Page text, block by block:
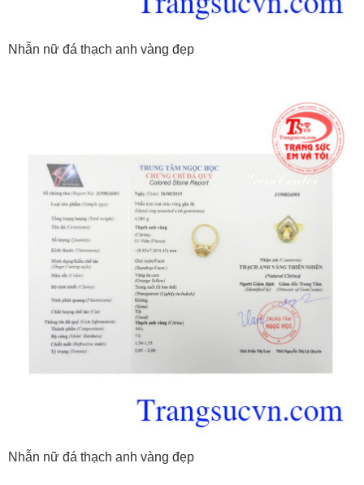
Nhẫn nữ đá thạch anh vàng đẹp
Nhẫn nữ đá thạch anh vàng đẹp